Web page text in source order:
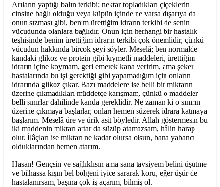
Arıların yaptığı balın terkibi; nektar topladıkları çiçeklerin
cinsine bağlı olduğu veya küpün içinde ne varsa dışarıya da
onun sızması gibi, benim ürettiğim idrarın terkibi de senin
vücudunda olanlara bağlıdır. Onun için herhangi bir hastalık
teşhisinde benim ürettiğim idrarın terkibi çok önemlidir, çünkü
vücudun hakkında birçok şeyi söyler. Meselâ; ben normalde
kandaki glikoz ve protein gibi kıymetli maddeleri, ürettiğim
idrarın içine koymam, geri emerek kana veririm, ama şeker
hastalarında bu işi gerektiği gibi yapamadığım için onların
idrarında glikoz çıkar. Bazı maddelere ise belli bir miktarın
üzerine çıkmadıkları müddetçe karışmam, çünkü o maddeler
belli sınırlar dahilinde kanda gereklidir. Ne zaman ki o sınırın
üzerine çıkmaya başlarlar, onları hemen süzerek idrara katmaya
başlarım. Meselâ üre ve ürik asit böyledir. Allah göstermesin bu
iki maddenin miktarı artar da süzüp atamazsam, hâlin harap
olur. İlâçları ise miktarı ne kadar olursa olsun, bana yabancı
olduklarından hemen atarım.
Hasan! Gençsin ve sağlıklısın ama sana tavsiyem belini üşütme
ve bilhassa kışın bel bölgeni iyice sararak koru, eğer üşür de
hastalanırsam, başına çok iş açarım, bilmiş ol.